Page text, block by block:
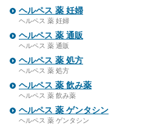
ヘルペス 薬 妊婦
ヘルペス 薬 妊婦
ヘルペス 薬 通販
ヘルペス 薬 通販
ヘルペス 薬 処方
ヘルペス 薬 処方
ヘルペス 薬 飲み薬
ヘルペス 薬 飲み薬
ヘルペス 薬 ゲンタシン
ヘルペス 薬 ゲンタシン